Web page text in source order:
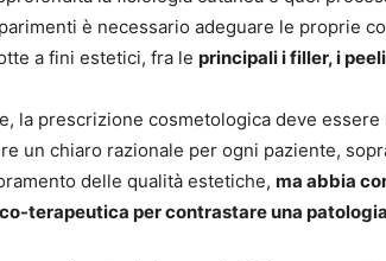
è necessario adeguare le proprie
a fini estetici, fra le principali i filler, i
la prescrizione cosmetologica deve
un chiaro razionale per ogni paziente,
delle qualità estetiche, ma abbia
terapeutica per contrastare una